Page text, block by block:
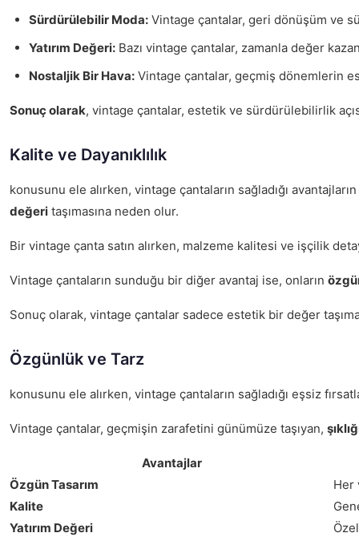
Sürdürülebilir Moda: Vintage çantalar, geri dönüşüm ve
Yatırım Değeri: Bazı vintage çantalar, zamanla değer
Nostaljik Bir Hava: Vintage çantalar, geçmiş dönemlerin
Sonuç olarak, vintage çantalar, estetik ve sürdürülebilirlik
Kalite ve Dayanıklılık
konusunu ele alırken, vintage çantaların sağladığı
değeri taşımasına neden olur.
Bir vintage çanta satın alırken, malzeme kalitesi ve işçilik
Vintage çantaların sunduğu bir diğer avantaj ise, onların
Sonuç olarak, vintage çantalar sadece estetik bir değer
Özgünlük ve Tarz
konusunu ele alırken, vintage çantaların sağladığı eşsiz
Vintage çantalar, geçmişin zarafetini günümüze taşıyan,
Avantajlar
Özgün Tasarım
Her
Kalite
Yatırım Değeri